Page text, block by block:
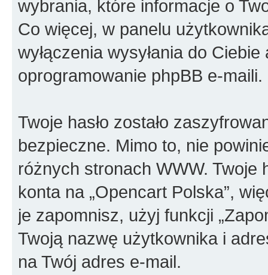
wybrania, które informacje o
Co więcej, w panelu
wyłączenia wysyłania do
oprogramowanie phpBB e-maili.
Twoje hasło zostało
bezpieczne. Mimo to, nie
różnych stronach WWW. Twoje
konta na „Opencart Polska”,
je zapomnisz, użyj funkcji
Twoją nazwę użytkownika i
na Twój adres e-mail.